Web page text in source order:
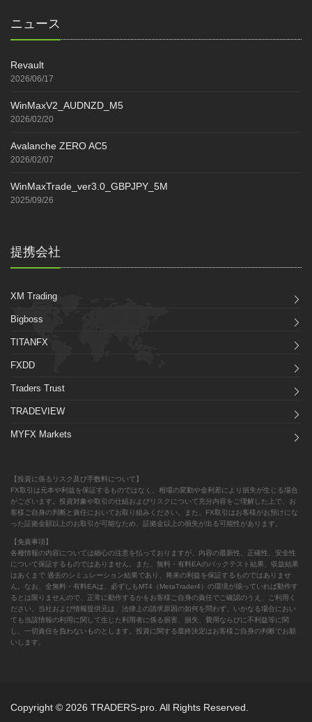
ニュース
Revault
2026/06/17
WinMaxV2_AUDNZD_M5
2026/02/20
Avalanche ZERO AC5
2026/02/07
WinMaxTrade_ver3.0_GBPJPY_5M
2025/09/26
提携会社
XM Trading
Bigboss
TITANFX
FXDD
Traders Trust
TRADEVIEW
MYFX Markets
【投資に係るリスク及び手数料について】
FX取引は元本や利益を保証するものではなく、相場の変動や金利差により損失が生じる場合
がございます。投資対象や取引の仕組およびリスクについて充分内容をご理解した上で、お
客様ご自身の判断と責任においてお取り組みください。また、FX取引はお客様がお預けにな
った証拠金額以上のお取引が可能なため、証拠金以上の損失が出る可能性があります。
【免責事項】
各種情報の内容については細心の注意を払っておりますが、内容の最新性、正確性、安全性
について保証するものではありません。また、無料・有料EAのバックテスト結果、収益結果
はあくまで 過去のシミュレーション結果であり、将来の利益を保証するものではありませ
ん。なお、全無料・有料EAは、必ずしもMT4（MetaTrader4）の環境が揃っていれば動作す
るとは限りませんので、正常に動作するかをお客様ご自身の責任でご確認のうえ、ご利用く
ださい。当社および情報提供元は、法律上の請求原因の如何を問わず、いかなる場合におい
ても当該情報の利用に関して生じた利用者に係る損害、損失、費用ならびに不利益等に関
し、一切責任を負わないものとします。投資に関する最終決定はお客様ご自身の判断でお願
いします。
Copyright © 2026 TRADERS-pro. All Rights Reserved.